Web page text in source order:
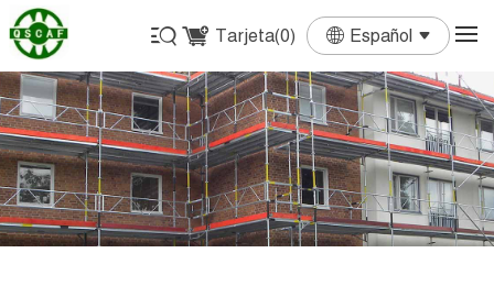
Tarjeta(0) Español
English
Français
Deutsch
Español
Português